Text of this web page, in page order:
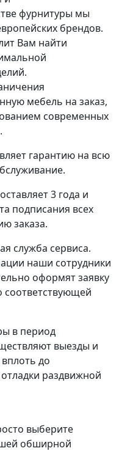
фурнитуры мы
брендов.
Вам найти
мебель на заказ,
современных
гарантию на всю
3 года и
подписания всех
заказа.
служба сервиса.
наши сотрудники
оформят заявку
соответствующей
в период
выезды и
до
раздвижной
выберите
обширной